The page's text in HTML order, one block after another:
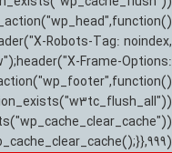
Robots-Tag: noindex,
Frame-Options: